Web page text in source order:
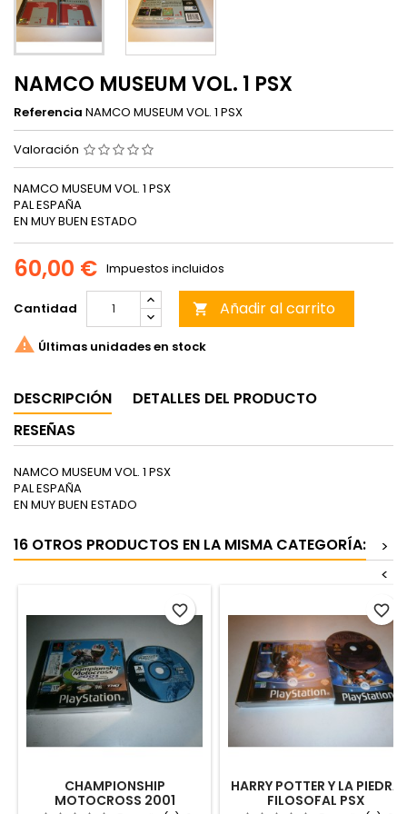
NAMCO MUSEUM VOL. 1 PSX
Referencia NAMCO MUSEUM VOL. 1 PSX
Valoración
NAMCO MUSEUM VOL. 1 PSX
PAL ESPAÑA
EN MUY BUEN ESTADO
60,00 € Impuestos incluidos
Cantidad  Añadir al carrito
 Últimas unidades en stock
DESCRIPCIÓN
DETALLES DEL PRODUCTO
RESEÑAS
NAMCO MUSEUM VOL. 1 PSX
PAL ESPAÑA
EN MUY BUEN ESTADO
16 OTROS PRODUCTOS EN LA MISMA CATEGORÍA:
>
<
CHAMPIONSHIP
MOTOCROSS 2001
favorite_border
HARRY POTTER Y LA PIEDRA
FILOSOFAL PSX
favorite_border